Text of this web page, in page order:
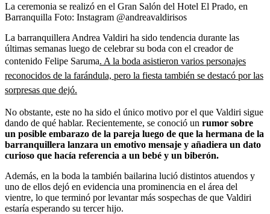
La ceremonia se realizó en el Gran Salón del Hotel El Prado, en
Barranquilla Foto: Instagram @andreavaldirisos
La barranquillera Andrea Valdiri ha sido tendencia durante las
últimas semanas luego de celebrar su boda con el creador de
contenido Felipe Saruma. A la boda asistieron varios personajes
reconocidos de la farándula, pero la fiesta también se destacó por las
sorpresas que dejó.
No obstante, este no ha sido el único motivo por el que Valdiri sigue
dando de qué hablar. Recientemente, se conoció un rumor sobre
un posible embarazo de la pareja luego de que la hermana de la
barranquillera lanzara un emotivo mensaje y añadiera un dato
curioso que hacía referencia a un bebé y un biberón.
Además, en la boda la también bailarina lució distintos atuendos y
uno de ellos dejó en evidencia una prominencia en el área del
vientre, lo que terminó por levantar más sospechas de que Valdiri
estaría esperando su tercer hijo.